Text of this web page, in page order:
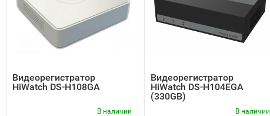
Видеорегистратор
HiWatch DS-H108GA
В наличии
Видеорегистратор
HiWatch DS-H104EGA
(330GB)
В наличии